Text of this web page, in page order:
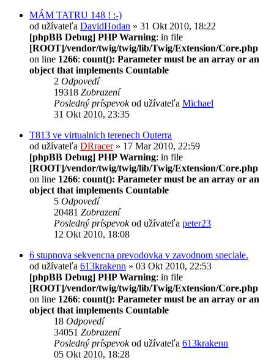
MÁM TATRU 148 ! :-)
od užívateľa DavidHodan » 31 Okt 2010, 18:22
[phpBB Debug] PHP Warning: in file
[ROOT]/vendor/twig/twig/lib/Twig/Extension/Core.php
on line 1266: count(): Parameter must be an array or an
object that implements Countable
2 Odpovedí
19318 Zobrazení
Posledný príspevokod užívateľa Michael
31 Okt 2010, 23:35
T813 ve virtualnich terenech Outerra
od užívateľa DRracer» 17 Mar 2010, 22:59
[phpBB Debug] PHP Warning: in file
[ROOT]/vendor/twig/twig/lib/Twig/Extension/Core.php
on line 1266: count(): Parameter must be an array or an
object that implements Countable
5 Odpovedí
20481 Zobrazení
Posledný príspevokod užívateľa peter23
12 Okt 2010, 18:08
6 stupnova sekvencna prevodovka v zavodnom speciale.
od užívateľa 613krakenn » 03 Okt 2010, 22:53
[phpBB Debug] PHP Warning: in file
[ROOT]/vendor/twig/twig/lib/Twig/Extension/Core.php
on line 1266: count(): Parameter must be an array or an
object that implements Countable
18 Odpovedí
34051 Zobrazení
Posledný príspevokod užívateľa 613krakenn
05 Okt 2010, 18:28